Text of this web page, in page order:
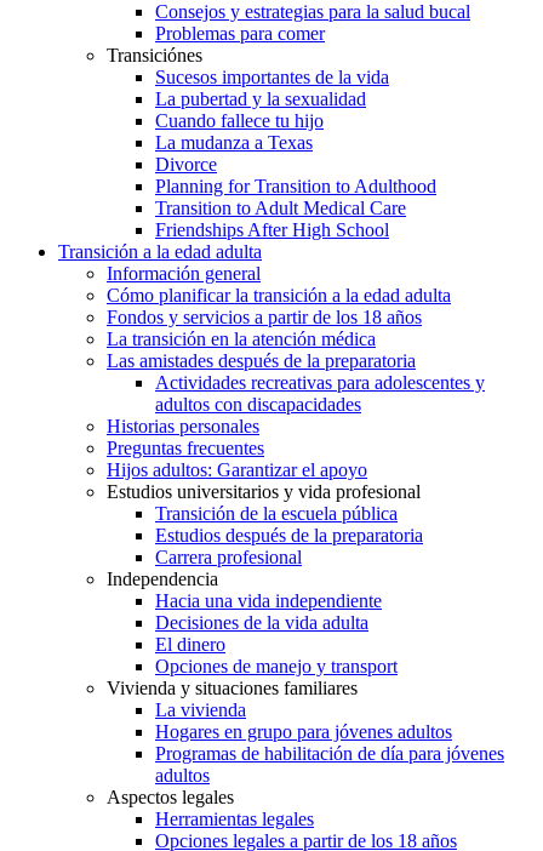
Consejos y estrategias para la salud bucal
Problemas para comer
Transiciónes
Sucesos importantes de la vida
La pubertad y la sexualidad
Cuando fallece tu hijo
La mudanza a Texas
Divorce
Planning for Transition to Adulthood
Transition to Adult Medical Care
Friendships After High School
Transición a la edad adulta
Información general
Cómo planificar la transición a la edad adulta
Fondos y servicios a partir de los 18 años
La transición en la atención médica
Las amistades después de la preparatoria
Actividades recreativas para adolescentes y
adultos con discapacidades
Historias personales
Preguntas frecuentes
Hijos adultos: Garantizar el apoyo
Estudios universitarios y vida profesional
Transición de la escuela pública
Estudios después de la preparatoria
Carrera profesional
Independencia
Hacia una vida independiente
Decisiones de la vida adulta
El dinero
Opciones de manejo y transport
Vivienda y situaciones familiares
La vivienda
Hogares en grupo para jóvenes adultos
Programas de habilitación de día para jóvenes
adultos
Aspectos legales
Herramientas legales
Opciones legales a partir de los 18 años